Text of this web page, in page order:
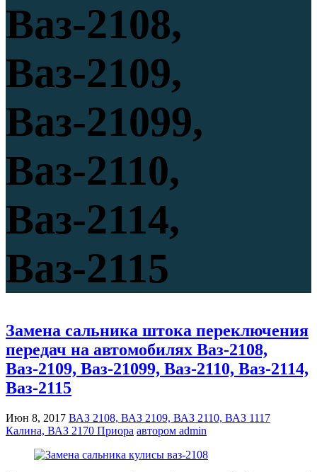
Ваз-2108,
Ваз-2109,
Ваз-21099,
Ваз-2110,
Ваз-2114,
Ваз-2115
Замена сальника штока переключения
передач на автомобилях Ваз-2108,
Ваз-2109, Ваз-21099, Ваз-2110, Ваз-2114,
Ваз-2115
Июн 8, 2017 ВАЗ 2108, ВАЗ 2109, ВАЗ 2110, ВАЗ 1117
Калина, ВАЗ 2170 Приора автором admin